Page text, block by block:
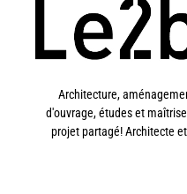
Architecture,
d'ouvrage, études et
projet partagé! Architecte